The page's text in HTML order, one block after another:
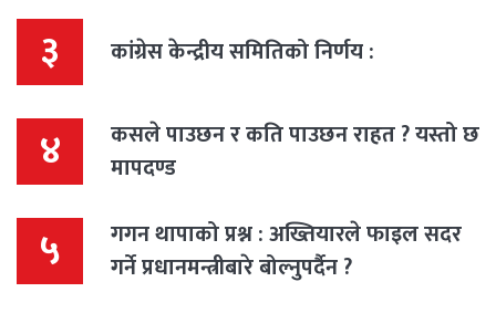
३ कांग्रेस केन्द्रीय समितिको निर्णय :
४
कसले पाउछन र कति पाउछन राहत ? यस्तो छ
मापदण्ड
५
गगन थापाको प्रश्न : अख्तियारले फाइल सदर
गर्ने प्रधानमन्त्रीबारे बोल्नुपर्दैन ?